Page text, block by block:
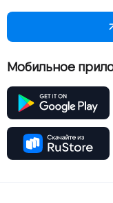
Мобильное